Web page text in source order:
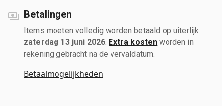
Betalingen
Items moeten volledig worden betaald op uiterlijk
zaterdag 13 juni 2026 Extra kosten worden in
rekening gebracht na de vervaldatum.
Betaalmogelijkheden